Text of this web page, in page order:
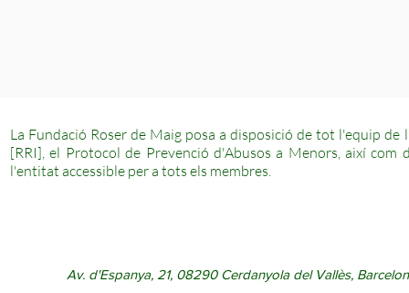
La Fundació Roser de Maig posa a disposició de tot l'equip
[RRI], el Protocol de Prevenció d'Abusos a Menors, així
l'entitat accessible per a tots els membres.
Av. d'Espanya, 21, 08290 Cerdanyola del Vallès,